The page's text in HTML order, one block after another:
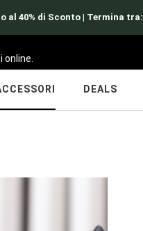
al 40% di Sconto | Termina tra:
DEALS